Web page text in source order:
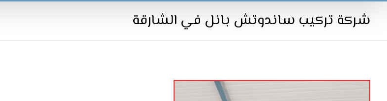
شركة تركيب ساندوتش بانل في الشارقة